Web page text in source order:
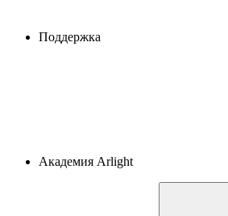
Поддержка
Академия Arlight